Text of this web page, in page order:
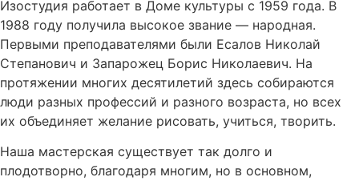
Изостудия работает в Доме культуры с 1959 года. В
1988 году получила высокое звание — народная.
Первыми преподавателями были Есалов Николай
Степанович и Запарожец Борис Николаевич. На
протяжении многих десятилетий здесь собираются
люди разных профессий и разного возраста, но всех
их объединяет желание рисовать, учиться, творить.
Наша мастерская существует так долго и
плодотворно, благодаря многим, но в основном,